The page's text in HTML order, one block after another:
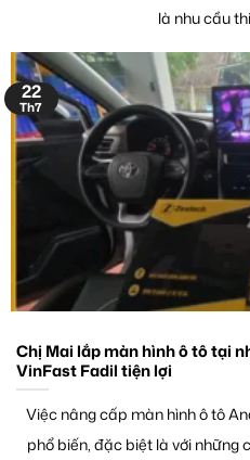
là nhu cầu
Chị Mai lắp màn hình ô tô tại
VinFast Fadil tiện lợi
Việc nâng cấp màn hình ô tô
phổ biến, đặc biệt là với những
22
Th7